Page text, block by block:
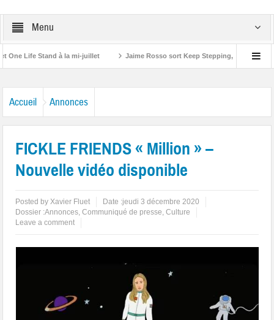
Menu
Life Stand à la mi-juillet Jaime Rosso sort Keep Stepping, son nouvel EP
Accueil Annonces
FICKLE FRIENDS « Million » –
Nouvelle vidéo disponible
Posted byXavier Fluet Date :jeudi 3 décembre 2020
Dossier :Annonces,Communiqué de presse,Culture
Leave a comment